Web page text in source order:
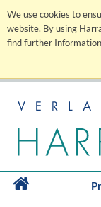
We use cookies to
website. By using
find further